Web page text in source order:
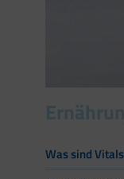
Was sind